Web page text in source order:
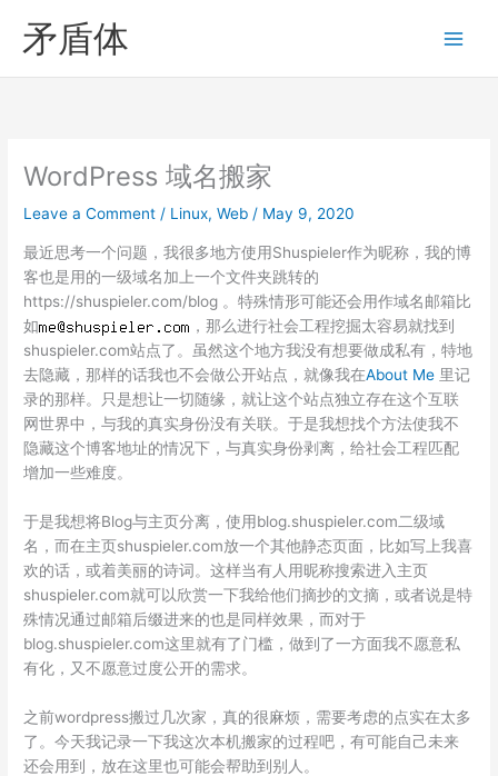
content
矛盾体
WordPress 域名搬家
Leave a Comment / Linux,Web / May 9, 2020
最近思考一个问题，我很多地方使用Shuspieler作为昵称，我的博
客也是用的一级域名加上一个文件夹跳转的
https://shuspieler.com/blog 。特殊情形可能还会用作域名邮箱比
如
，那么进行社会工程挖掘太容易就找到
shuspieler.com站点了。虽然这个地方我没有想要做成私有，特地
去隐藏，那样的话我也不会做公开站点，就像我在About Me 里记
录的那样。只是想让一切随缘，就让这个站点独立存在这个互联
网世界中，与我的真实身份没有关联。于是我想找个方法使我不
隐藏这个博客地址的情况下，与真实身份剥离，给社会工程匹配
增加一些难度。
于是我想将Blog与主页分离，使用blog.shuspieler.com二级域
名，而在主页shuspieler.com放一个其他静态页面，比如写上我喜
欢的话，或着美丽的诗词。这样当有人用昵称搜索进入主页
shuspieler.com就可以欣赏一下我给他们摘抄的文摘，或者说是特
殊情况通过邮箱后缀进来的也是同样效果，而对于
blog.shuspieler.com这里就有了门槛，做到了一方面我不愿意私
有化，又不愿意过度公开的需求。
之前wordpress搬过几次家，真的很麻烦，需要考虑的点实在太多
了。今天我记录一下我这次本机搬家的过程吧，有可能自己未来
还会用到，放在这里也可能会帮助到别人。